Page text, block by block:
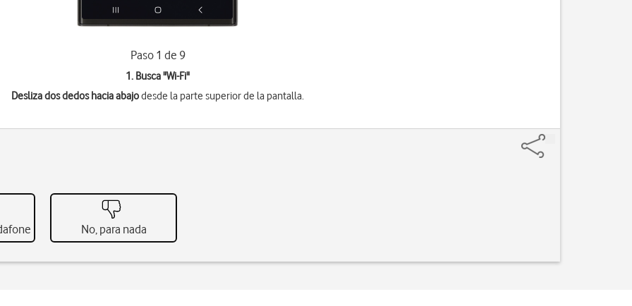
Paso 1 de 9
1. Busca "Wi-Fi"
Desliza dos dedos hacia abajodesde la parte superior de la pantalla.
No, para nada